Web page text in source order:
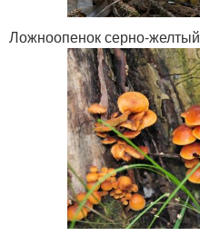
Ложноопенок серно-желтый